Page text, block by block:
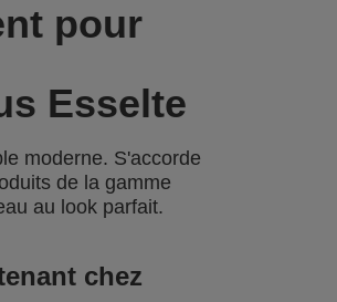
pour
Esselte
moderne. S'accorde
de la gamme
au look parfait.
chez